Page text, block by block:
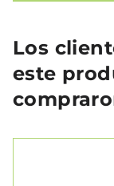
Los
este